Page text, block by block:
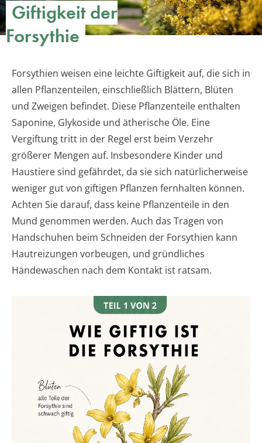
Giftigkeit der
Forsythie
Forsythien weisen eine leichte Giftigkeit auf, die sich in
allen Pflanzenteilen, einschließlich Blättern, Blüten
und Zweigen befindet. Diese Pflanzenteile enthalten
Saponine, Glykoside und ätherische Öle. Eine
Vergiftung tritt in der Regel erst beim Verzehr
größerer Mengen auf. Insbesondere Kinder und
Haustiere sind gefährdet, da sie sich natürlicherweise
weniger gut von giftigen Pflanzen fernhalten können.
Achten Sie darauf, dass keine Pflanzenteile in den
Mund genommen werden. Auch das Tragen von
Handschuhen beim Schneiden der Forsythien kann
Hautreizungen vorbeugen, und gründliches
Händewaschen nach dem Kontakt ist ratsam.